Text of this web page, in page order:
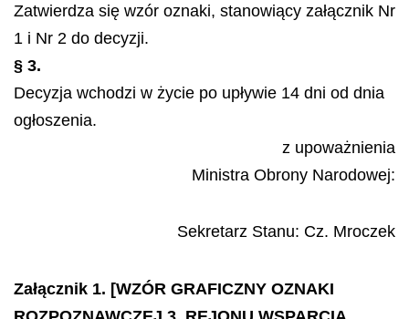
Zatwierdza się wzór oznaki, stanowiący załącznik Nr
1 i Nr 2 do decyzji.
§ 3.
Decyzja wchodzi w życie po upływie 14 dni od dnia
ogłoszenia.
z upoważnienia
Ministra Obrony Narodowej:
Sekretarz Stanu: Cz. Mroczek
Załącznik 1. [WZÓR GRAFICZNY OZNAKI